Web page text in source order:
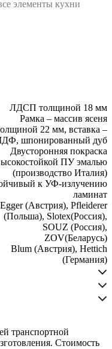
элементы кухни
ЛДСП толщиной 18 мм
Рамка – массив ясеня
22 мм, вставка –
шпонированный дуб
Двусторонняя покраска
ПУ эмалью
(производство Италия)
к УФ-излучению
ламинат
Egger (Австрия), Pfleiderer
(Польша), Slotex(Россия),
SOUZ (Россия),
ZOV(Беларусь)
Blum (Австрия), Hettich
(Германия)
транспортной
Стоимость